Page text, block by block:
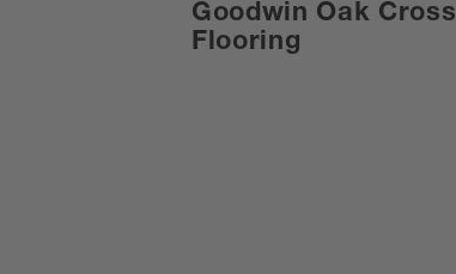
Goodwin Oak Cross
Flooring